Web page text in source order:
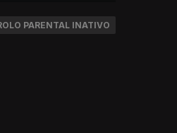
PARENTAL INATIVO